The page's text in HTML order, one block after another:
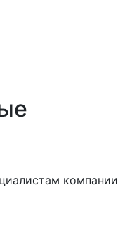
компании